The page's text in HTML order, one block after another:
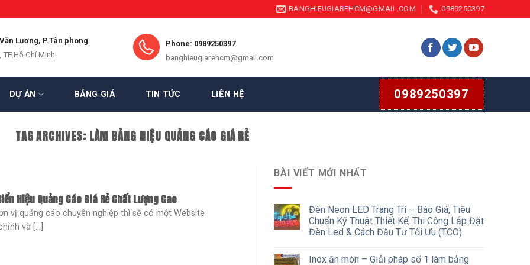
BANGHIEUGIAREHCM@GMAIL.COM 0989250397
Lương, P.Tân phong
TP.Hồ Chí Minh
Phone: 0989250397
banghieugiarehcm@gmail.com
DỰ ÁN BẢNG GIÁ TIN TỨC LIÊN HỆ 0989250397
TAG ARCHIVES: LÀM BẢNG HIỆU QUẢNG CÁO GIÁ RẺ
Hiệu Quảng Cáo Giá Rẻ Chất Lượng Cao
vị quảng cáo chuyên nghiệp thì sẽ có một Website
và [...]
BÀI VIẾT MỚI NHẤT
Đèn Neon LED Trang Trí – Báo Giá, Tiêu
Chuẩn Kỹ Thuật Thiết Kế, Thi Công Lắp Đặt
Đèn Led & Cách Đầu Tư Tối Ưu (TCO)
Inox ăn mòn – Giải pháp số 1 làm bảng